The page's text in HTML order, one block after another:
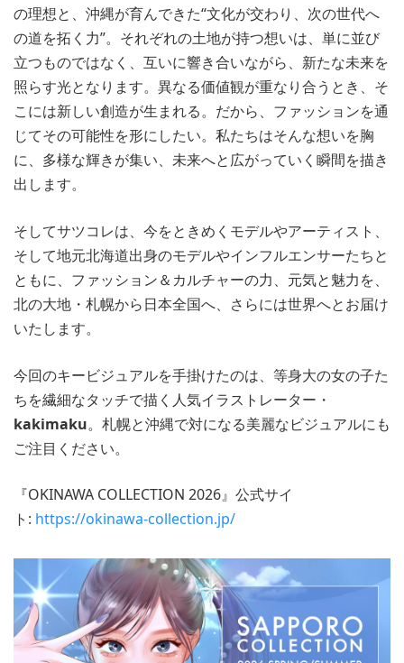
の理想と、沖縄が育んできた“文化が交わり、次の世代へ
の道を拓く力”。それぞれの土地が持つ想いは、単に並び
立つものではなく、互いに響き合いながら、新たな未来を
照らす光となります。異なる価値観が重なり合うとき、そ
こには新しい創造が生まれる。だから、ファッションを通
じてその可能性を形にしたい。私たちはそんな想いを胸
に、多様な輝きが集い、未来へと広がっていく瞬間を描き
出します。
そしてサツコレは、今をときめくモデルやアーティスト、
そして地元北海道出身のモデルやインフルエンサーたちと
ともに、ファッション＆カルチャーの力、元気と魅力を、
北の大地・札幌から日本全国へ、さらには世界へとお届け
いたします。
今回のキービジュアルを手掛けたのは、等身大の女の子た
ちを繊細なタッチで描く人気イラストレーター・
kakimaku。札幌と沖縄で対になる美麗なビジュアルにも
ご注目ください。
『OKINAWA COLLECTION 2026』公式サイ
ト: https://okinawa-collection.jp/